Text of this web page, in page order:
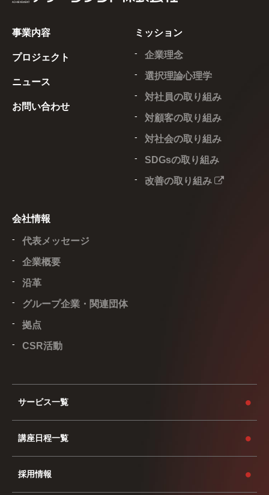
事業内容
プロジェクト
ニュース
お問い合わせ
ミッション
企業理念
選択理論心理学
対社員の取り組み
対顧客の取り組み
対社会の取り組み
SDGsの取り組み
改善の取り組み
会社情報
代表メッセージ
企業概要
沿革
グループ企業・関連団体
拠点
CSR活動
サービス一覧
講座日程一覧
採用情報